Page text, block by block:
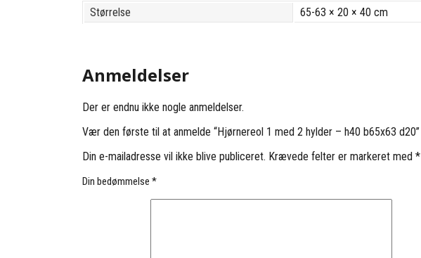
Størrelse 65-63 × 20 × 40 cm
Anmeldelser
Der er endnu ikke nogle anmeldelser.
Vær den første til at anmelde “Hjørnereol 1 med 2 hylder – h40 b65x63 d20”
Din e-mailadresse vil ikke blive publiceret. Krævede felter er markeret med *
Din bedømmelse *